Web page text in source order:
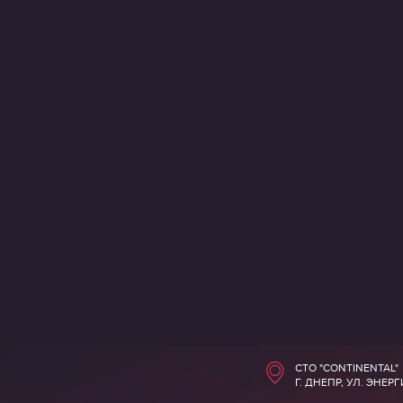
СТО "CONTINENTAL"
Г. ДНЕПР, УЛ.